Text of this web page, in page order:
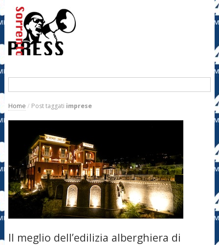
Home / Post taggati imprese
Il meglio dell’edilizia alberghiera di